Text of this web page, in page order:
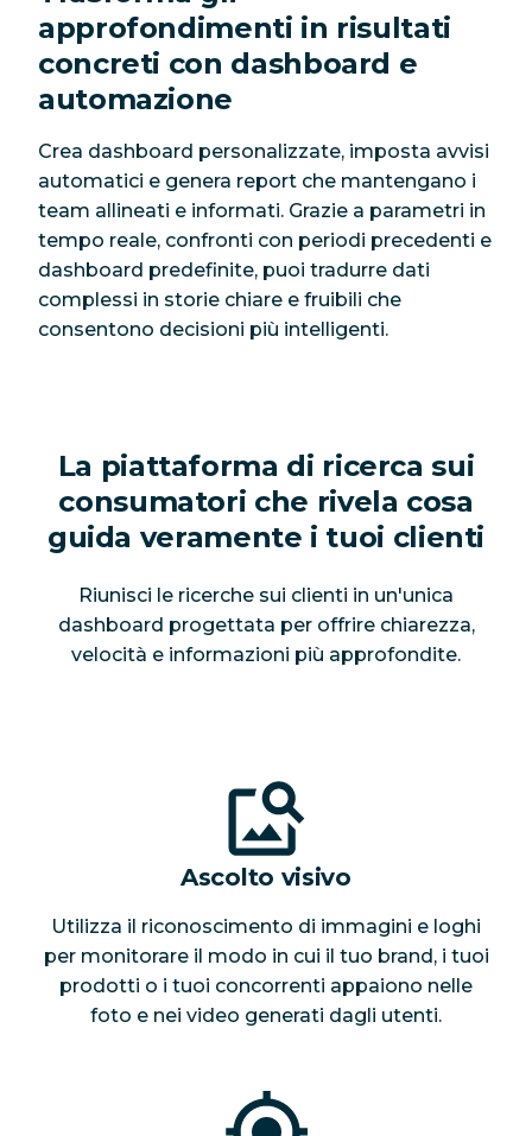
approfondimenti in risultati
concreti con dashboard e
automazione
Crea dashboard personalizzate, imposta avvisi
automatici e genera report che mantengano i
team allineati e informati. Grazie a parametri in
tempo reale, confronti con periodi precedenti e
dashboard predefinite, puoi tradurre dati
complessi in storie chiare e fruibili che
consentono decisioni più intelligenti.
La piattaforma di ricerca sui
consumatori che rivela cosa
guida veramente i tuoi clienti
Riunisci le ricerche sui clienti in un'unica
dashboard progettata per offrire chiarezza,
velocità e informazioni più approfondite.
Ascolto visivo
Utilizza il riconoscimento di immagini e loghi
per monitorare il modo in cui il tuo brand, i tuoi
prodotti o i tuoi concorrenti appaiono nelle
foto e nei video generati dagli utenti.